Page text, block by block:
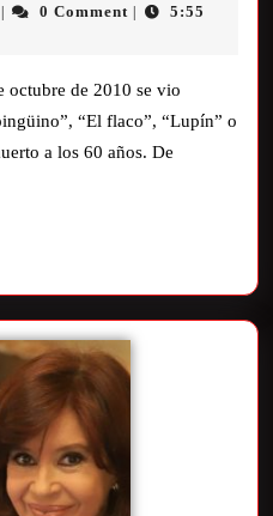
0 Comment
5:55
octubre de 2010 se vio
“El flaco”, “Lupín” o
a los 60 años. De